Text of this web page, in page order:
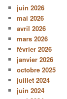
juin 2026
mai 2026
avril 2026
mars 2026
février 2026
janvier 2026
octobre 2025
juillet 2024
juin 2024